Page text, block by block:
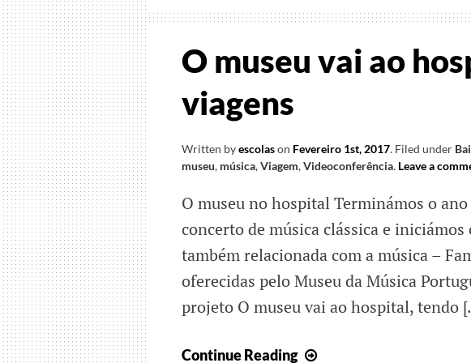
O museu vai ao
viagens
Written byescolason Fevereiro 1st, 2017. Filed under
museu, música,Viagem,Videoconferência. Leave a
O museu no hospital Terminámos o
concerto de música clássica e
também relacionada com a música –
oferecidas pelo Museu da Música
projeto O museu vai ao hospital, tendo
Continue Reading